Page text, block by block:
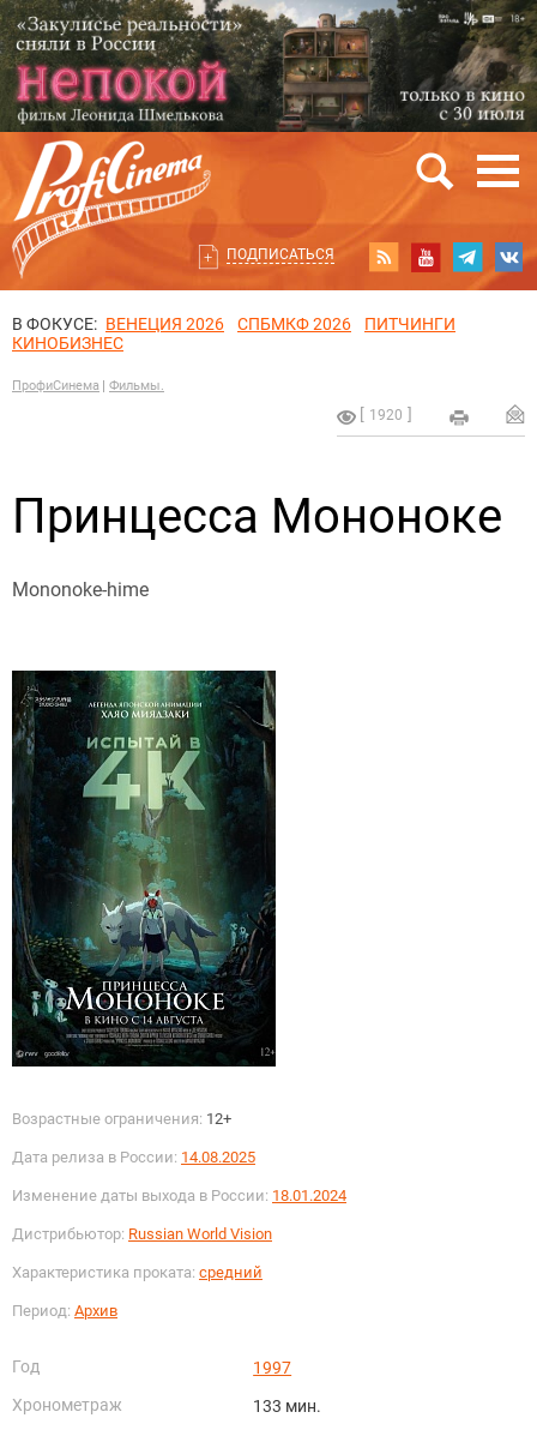
ПОДПИСАТЬСЯ
В ФОКУСЕ: ВЕНЕЦИЯ 2026 СПБМКФ 2026
ПИТЧИНГИ
КИНОБИЗНЕС
ПрофиСинема Фильмы.
1920
Принцесса Мононоке
Mononoke-hime
Возрастные ограничения: 12+
Дата релиза в России: 14.08.2025
Изменение даты выхода в России: 18.01.2024
Дистрибьютор: Russian World Vision
Характеристика проката: средний
Период: Архив
Год
1997
Хронометраж
133 мин.